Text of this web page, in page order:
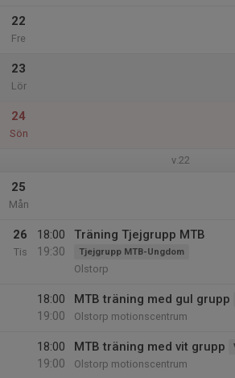
22
Fre
23
Lör
24
Sön
v.22
25
Mån
26
Tis
18:00
19:30
Träning Tjejgrupp MTB
Tjejgrupp MTB-Ungdom
Olstorp
18:00
19:00
MTB träning med gul grupp
Olstorp motionscentrum
18:00
19:00
MTB träning med vit grupp
Olstorp motionscentrum